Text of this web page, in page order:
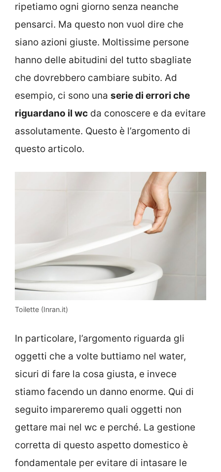
ripetiamo ogni giorno senza neanche
pensarci. Ma questo non vuol dire che
siano azioni giuste. Moltissime persone
hanno delle abitudini del tutto sbagliate
che dovrebbero cambiare subito. Ad
esempio, ci sono una serie di errori che
riguardano il wc da conoscere e da evitare
assolutamente. Questo è l’argomento di
questo articolo.
Toilette (Inran.it)
In particolare, l’argomento riguarda gli
oggetti che a volte buttiamo nel water,
sicuri di fare la cosa giusta, e invece
stiamo facendo un danno enorme. Qui di
seguito impareremo quali oggetti non
gettare mai nel wc e perché. La gestione
corretta di questo aspetto domestico è
fondamentale per evitare di intasare le